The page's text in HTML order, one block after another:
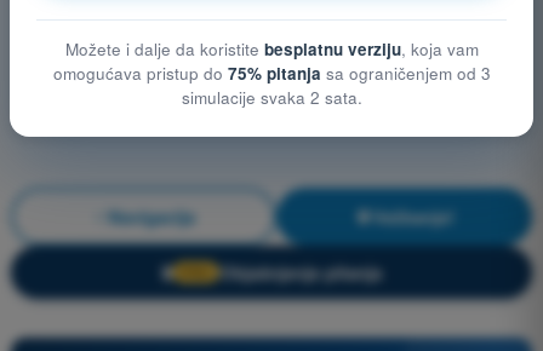
Navigacija Vežbanje!
🔒 Objašnjenje pitanja
Možete i dalje da koristite besplatnu verziju, koja vam
omogućava pristup do 75% pitanja sa ograničenjem od 3
simulacije svaka 2 sata.